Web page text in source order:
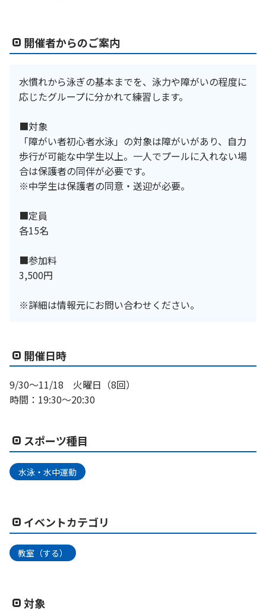
開催者からのご案内
水慣れから泳ぎの基本までを、泳力や障がいの程度に
応じたグループに分かれて練習します。
■対象
「障がい者初心者水泳」の対象は障がいがあり、自力
歩行が可能な中学生以上。一人でプールに入れない場
合は保護者の同伴が必要です。
※中学生は保護者の同意・送迎が必要。
■定員
各15名
■参加料
3,500円
※詳細は情報元にお問い合わせください。
開催日時
9/30～11/18 火曜日（8回）
時間：19:30～20:30
スポーツ種目
水泳・水中運動
イベントカテゴリ
教室（する）
対象